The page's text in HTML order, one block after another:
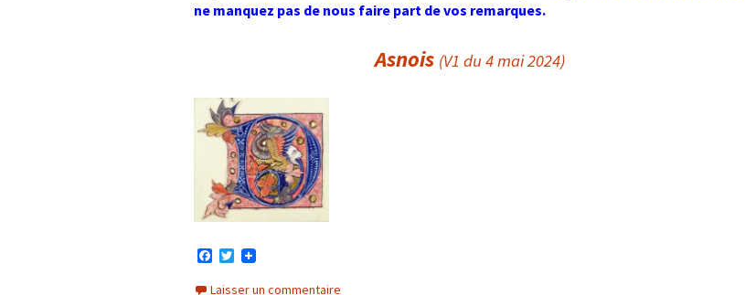
ne manquez pas de nous faire part de vos remarques.
Asnois (V1 du 4 mai 2024)
c
T
i
Laisser un commentaire